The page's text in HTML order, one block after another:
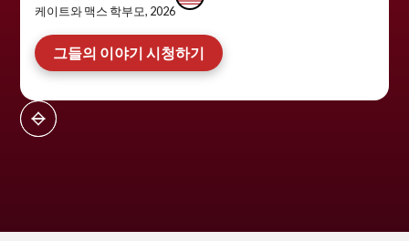
케이트와 맥스 학부모, 2026
그들의 이야기 시청하기